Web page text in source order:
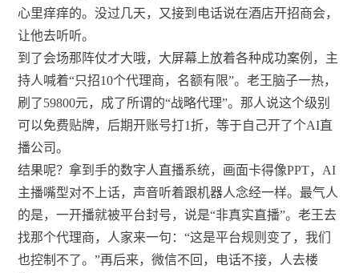
心里痒痒的。没过几天，又接到电话说在酒店开招商会，
让他去听听。
到了会场那阵仗才大哦，大屏幕上放着各种成功案例，主
持人喊着“只招10个代理商，名额有限”。老王脑子一热，
刷了59800元，成了所谓的“战略代理”。那人说这个级别
可以免费贴牌，后期开账号打1折，等于自己开了个AI直
播公司。
结果呢？拿到手的数字人直播系统，画面卡得像PPT，AI
主播嘴型对不上话，声音听着跟机器人念经一样。最气人
的是，一开播就被平台封号，说是“非真实直播”。老王去
找那个代理商，人家来一句：“这是平台规则变了，我们
也控制不了。”再后来，微信不回，电话不接，人去楼